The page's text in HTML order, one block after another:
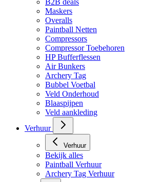
Bekijk alles
B2B deals
Maskers
Overalls
Paintball Netten
Compressors
Compressor Toebehoren
HP Bufferflessen
Air Bunkers
Archery Tag
Bubbel Voetbal
Veld Onderhoud
Blaaspijpen
Veld aankleding
Verhuur
Bekijk alles
Paintball Verhuur